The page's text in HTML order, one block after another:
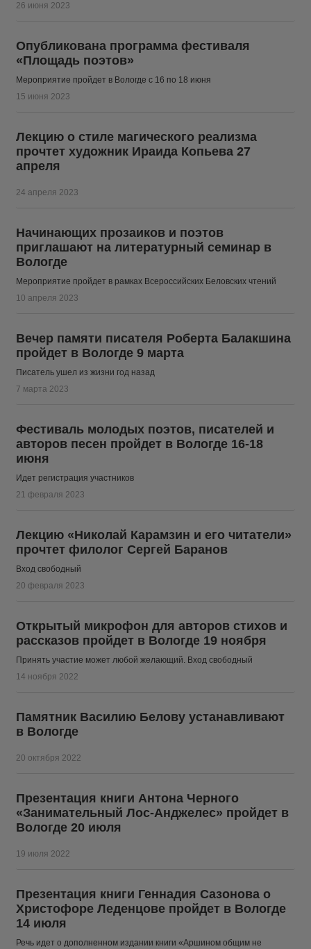
26 июня 2023
Опубликована программа фестиваля
«Площадь поэтов»
Мероприятие пройдет в Вологде с 16 по 18 июня
15 июня 2023
Лекцию о стиле магического реализма
прочтет художник Ираида Копьева 27
апреля
24 апреля 2023
Начинающих прозаиков и поэтов
приглашают на литературный семинар в
Вологде
Мероприятие пройдет в рамках Всероссийских Беловских чтений
10 апреля 2023
Вечер памяти писателя Роберта Балакшина
пройдет в Вологде 9 марта
Писатель ушел из жизни год назад
7 марта 2023
Фестиваль молодых поэтов, писателей и
авторов песен пройдет в Вологде 16-18
июня
Идет регистрация участников
21 февраля 2023
Лекцию «Николай Карамзин и его читатели»
прочтет филолог Сергей Баранов
Вход свободный
20 февраля 2023
Открытый микрофон для авторов стихов и
рассказов пройдет в Вологде 19 ноября
Принять участие может любой желающий. Вход свободный
14 ноября 2022
Памятник Василию Белову устанавливают
в Вологде
20 октября 2022
Презентация книги Антона Черного
«Занимательный Лос-Анджелес» пройдет в
Вологде 20 июля
19 июля 2022
Презентация книги Геннадия Сазонова о
Христофоре Леденцове пройдет в Вологде
14 июля
Речь идет о дополненном издании книги «Аршином общим не